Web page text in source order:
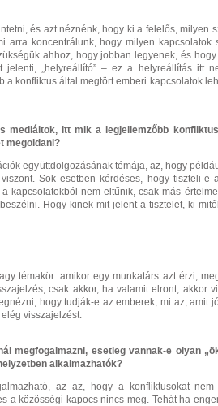
és azt néznénk, hogy ki a felelős, milyen
arra koncentrálunk, hogy milyen kapcsolatok
ahhoz, hogy jobban legyenek, és
„helyreállító” – ez a helyreállítás itt
konfliktus által megtört emberi kapcsolatok
mediáltok, itt mik a legjellemzőbb
megoldani?
együttdolgozásának témája, az, hogy
Sok esetben kérdéses, hogy tiszteli-e
kapcsolatokból nem eltűnik, csak más
Hogy kinek mit jelent a tisztelet, ki
témakör: amikor egy munkatárs azt érzi,
csak akkor, ha valamit elront, akkor
hogy tudják-e az emberek, mi az, amit
visszajelzést.
megfogalmazni, esetleg vannak-e olyan
alkalmazhatók?
az az, hogy a konfliktusokat
a közösségi kapocs nincs meg. Tehát ha